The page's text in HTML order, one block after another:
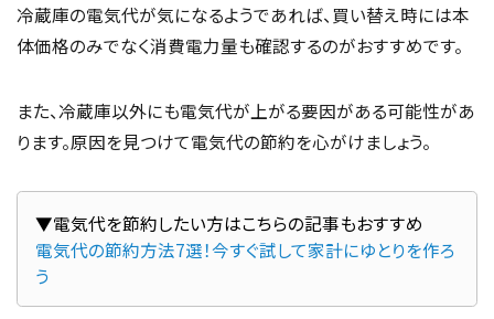
冷蔵庫の電気代が気になるようであれば、買い替え時には本
体価格のみでなく消費電力量も確認するのがおすすめです。
また、冷蔵庫以外にも電気代が上がる要因がある可能性があ
ります。原因を見つけて電気代の節約を心がけましょう。
電気代の節約方法7選！今すぐ試して家計にゆとりを作ろ
う